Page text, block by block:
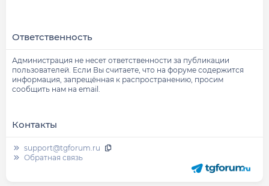
Ответственность
Администрация не несет ответственности за публикации
пользователей. Если Вы считаете, что на форуме содержится
информация, запрещённая к распространению, просим
сообщить нам на email.
Контакты
support@tgforum.ru
Обратная связь